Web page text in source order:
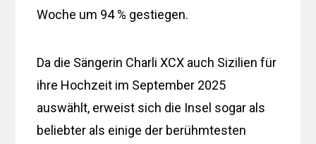
Woche um 94 % gestiegen.
Da die Sängerin Charli XCX auch Sizilien für
ihre Hochzeit im September 2025
auswählt, erweist sich die Insel sogar als
beliebter als einige der berühmtesten